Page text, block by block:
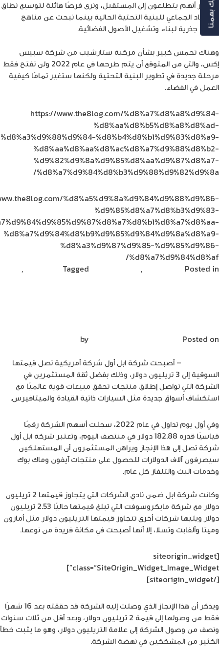
التقرير أنهم يتطلعون إلى المستقبل، ونرى فرصًا هائلة لتوسيع نطاق
الاعتماد الجماعي للبنية التحتية الحالية بينما نبحث عن مناهج
جديدة جذرية لبناء وتشغيل الأصول الفضائية.
وهناك تحمس كبير بشأن مركبة ستارشيب من شركة سبيس
إكس، والتي من المتوقع أن يتم طرحها في عام 2022 ولن تفتح فقط
مرحلة جديدة في تطوير البنية التحتية ولكنها ستغير تمامًا كيفية
العمل في الفضاء.
https://www.the8log.com/%d8%a7%d8%a8%d9%84-
%d8%aa%d8%b5%d8%a8%d8%ad-
%d8%a3%d9%88%d9%84-%d8%b4%d8%b1%d9%83%d8%a9-
%d8%aa%d8%aa%d8%ac%d8%a7%d9%88%d8%b2-
%d9%82%d9%8a%d9%85%d8%aa%d9%87%d8%a7-
%d8%a7%d9%84%d8%b3%d9%88%d9%82%d9%8a/
%d8%a5%d9%8a%d9%84%d9%88%d9%86-
%d9%85%d8%a7%d8%b3%d9%83-
%d8%a7%d9%84%d8%b9%d9%85%d9%84%d9%8a%d8%a9-
%d8%a3%d9%87%d9%85-%d9%85%d9%86-
%d8%a7%d9%84%d8%af/
Posted in
,
Tagged
,
قياسياً
في
2021
بلغ
مليار
دولار
Posted on
– أصبحت شركة ابل أول شركة أمريكية تصل قيمتها
السوقية إلى 3 تريليون دولار، وذلك بفضل ثقة المستثمرين في
الشركة التي تواصل إطلاق منتجات تحقق مبيعات قوية عالميًا مع
استكشاف أسواق جديدة مثل السيارات ذاتية القيادة والميتافيرس.
وفي أول يوم تداول في عام 2022، سجلت أسهم الشركة رقمًا
قياسيًا قدره 182.88 دولار في منتصف اليوم، وتعتبر شركة ابل أول
شركة تصل إلى هذا الإنجاز ويراهن المستثمرون أن المستهلكين
سيصرفون آلاف الدولارات للحصول على منتجات آيفون وماك بوك
وخدمات البث والتلفاز كل عام.
وكانت شركة ابل ضمن نادي الشركات التي يتجاوز قيمتها 2 تريليون
دولار مع شركة مايكروسوفت التي تبلغ قيمتها حاليًا 2.53 تريليون
دولار ويليها شركات أخرى تتجاوز قيمتها التريليون دولار مثل أمازون
وميتا وألفابت وتسلا، إلا أنها أصبحت في مكانة فريدة من نوعها.
[siteorigin_widget
class=”SiteOrigin_Widget_Image_Widget”]
[/siteorigin_widget]
ويذكر أن هذا الإنجاز الذي وصلت إليه الشركة قد حققته بعد 16 شهرًا
فقط من وصولها إلى قيمة 2 تريليون دولار، وبعد أقل من ثلاث سنوات
ونصف من وصول الشركة إلى علامة التريليون دولار، وهو ما يثبت خطأ
الكثير من المشككين في نهضة الشركة.
رأيك بهمنا